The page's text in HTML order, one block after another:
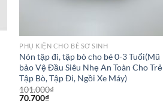
PHỤ KIỆN CHO BÉ SƠ SINH
Nón tập đi, tập bò cho bé 0-3 Tuổi(Mũ
bảo Vệ Đầu Siêu Nhẹ An Toàn Cho Trẻ
Tập Bò, Tập Đi, Ngồi Xe Máy)
101.000₫
70.700₫